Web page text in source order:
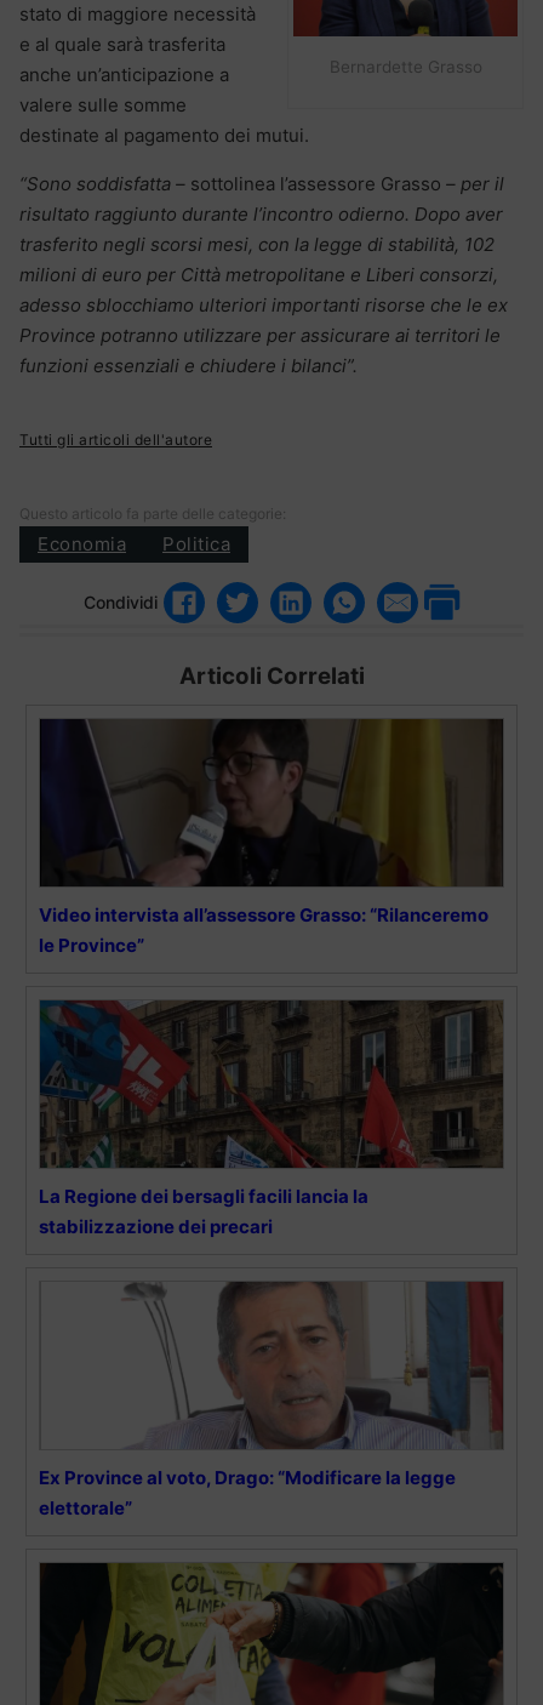
Bernardette Grasso
stato di maggiore necessità
e al quale sarà trasferita
anche un’anticipazione a
valere sulle somme
destinate al pagamento dei mutui.
“Sono soddisfatta – sottolinea l’assessore Grasso – per il
risultato raggiunto durante l’incontro odierno. Dopo aver
trasferito negli scorsi mesi, con la legge di stabilità, 102
milioni di euro per Città metropolitane e Liberi consorzi,
adesso sblocchiamo ulteriori importanti risorse che le ex
Province potranno utilizzare per assicurare ai territori le
funzioni essenziali e chiudere i bilanci”.
Tutti gli articoli dell'autore
Questo articolo fa parte delle categorie:
Economia Politica
Condividi
Articoli Correlati
Video intervista all’assessore Grasso: “Rilanceremo
le Province”
La Regione dei bersagli facili lancia la
stabilizzazione dei precari
Ex Province al voto, Drago: “Modificare la legge
elettorale”